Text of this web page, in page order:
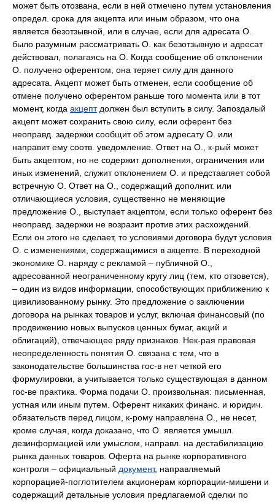
может быть отозвана, если в ней отмечено путем установления
определ. срока для акцепта или иным образом, что она
является безотзывной, или в случае, если для адресата О.
было разумным рассматривать О. как безотзывную и адресат
действовал, полагаясь на О. Когда сообщение об отклонении
О. получено оферентом, она теряет силу для данного
адресата. Акцепт может быть отменен, если сообщение об
отмене получено оферентом раньше того момента или в тот
момент, когда акцептдолжен был вступить в силу. Запоздалый
акцепт может сохранить свою силу, если оферент без
неоправд. задержки сообщит об этом адресату О. или
направит ему соотв. уведомление. Ответ на О., к-рый может
быть акцептом, но не содержит дополнения, ограничения или
иных изменений, служит отклонением О. и представляет собой
встречную О. Ответ на О., содержащий дополнит. или
отличающиеся условия, существенно не меняющие
предложение О., выступает акцептом, если только оферент без
неоправд. задержки не возразит против этих расхождений.
Если он этого не сделает, то условиями договора будут условия
О. с изменениями, содержащимися в акцепте. В переходной
экономике О. наряду с рекламой – публичной О.,
адресованной неограниченному кругу лиц (тем, кто отзовется),
– один из видов информации, способствующих приближению к
цивилизованному рынку. Это предложение о заключении
договора на рынках товаров и услуг, включая финансовый (по
продвижению новых выпусков ценных бумаг, акций и
облигаций), отвечающее ряду признаков. Нек-рая правовая
неопределенность понятия О. связана с тем, что в
законодательстве большинства гос-в нет четкой его
формулировки, а учитывается только существующая в данном
гос-ве практика. Форма подачи О. произвольная: письменная,
устная или иным путем. Оферент никаких финанс. и юридич.
обязательств перед лицом, к-рому направлена О., не несет,
кроме случая, когда доказано, что О. является умышл.
дезинформацией или умыслом, направл. на дестабилизацию
рынка данных товаров. Оферта на рынке корпоративного
контроля – официальный документ, направляемый
корпорацией-поглотителем акционерам корпорации-мишени и
содержащий детальные условия предлагаемой сделки по